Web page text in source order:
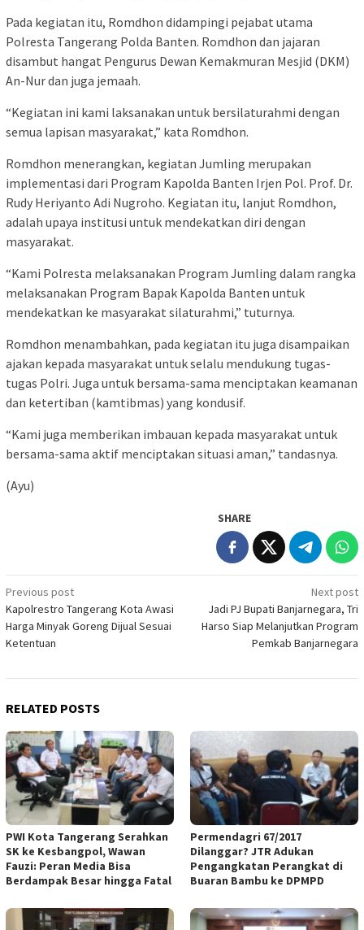
Pada kegiatan itu, Romdhon didampingi pejabat utama
Polresta Tangerang Polda Banten. Romdhon dan jajaran
disambut hangat Pengurus Dewan Kemakmuran Mesjid (DKM)
An-Nur dan juga jemaah.
“Kegiatan ini kami laksanakan untuk bersilaturahmi dengan
semua lapisan masyarakat,” kata Romdhon.
Romdhon menerangkan, kegiatan Jumling merupakan
implementasi dari Program Kapolda Banten Irjen Pol. Prof. Dr.
Rudy Heriyanto Adi Nugroho. Kegiatan itu, lanjut Romdhon,
adalah upaya institusi untuk mendekatkan diri dengan
masyarakat.
“Kami Polresta melaksanakan Program Jumling dalam rangka
melaksanakan Program Bapak Kapolda Banten untuk
mendekatkan ke masyarakat silaturahmi,” tuturnya.
Romdhon menambahkan, pada kegiatan itu juga disampaikan
ajakan kepada masyarakat untuk selalu mendukung tugas-
tugas Polri. Juga untuk bersama-sama menciptakan keamanan
dan ketertiban (kamtibmas) yang kondusif.
“Kami juga memberikan imbauan kepada masyarakat untuk
bersama-sama aktif menciptakan situasi aman,” tandasnya.
(Ayu)
SHARE
Post
navigation
Previous post
Kapolrestro Tangerang Kota Awasi
Harga Minyak Goreng Dijual Sesuai
Ketentuan
Next post
Jadi PJ Bupati Banjarnegara, Tri
Harso Siap Melanjutkan Program
Pemkab Banjarnegara
RELATED POSTS
PWI Kota Tangerang Serahkan
SK ke Kesbangpol, Wawan
Fauzi: Peran Media Bisa
Berdampak Besar hingga Fatal
Permendagri 67/2017
Dilanggar? JTR Adukan
Pengangkatan Perangkat di
Buaran Bambu ke DPMPD